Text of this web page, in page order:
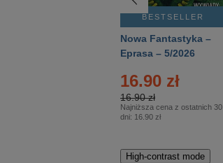
BESTSELLER
Nowa Fantastyka –
Eprasa – 5/2026
16.90 zł
16.90 zł
Najniższa cena z ostatnich 30
dni: 16.90 zł
High-contrast mode